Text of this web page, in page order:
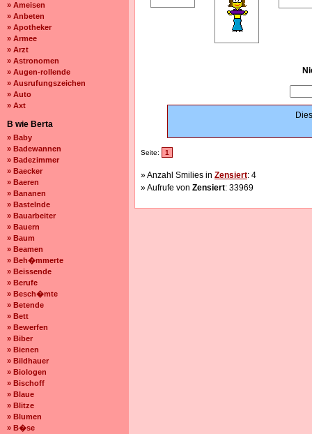
» Ameisen
» Anbeten
» Apotheker
» Armee
» Arzt
» Astronomen
» Augen-rollende
» Ausrufungszeichen
» Auto
» Axt
B wie Berta
» Baby
» Badewannen
» Badezimmer
» Baecker
» Baeren
» Bananen
» Bastelnde
» Bauarbeiter
» Bauern
» Baum
» Beamen
» Beh�mmerte
» Beissende
» Berufe
» Besch�mte
» Betende
» Bett
» Bewerfen
» Biber
» Bienen
» Bildhauer
» Biologen
» Bischoff
» Blaue
» Blitze
» Blumen
» B�se
Seite: 1
» Anzahl Smilies in Zensiert: 4
» Aufrufe von Zensiert: 33969